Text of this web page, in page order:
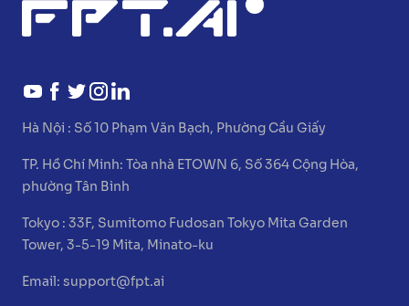
Hà Nội : Số 10 Phạm Văn Bạch, Phường Cầu Giấy
TP. Hồ Chí Minh:Tòa nhà ETOWN 6, Số 364 Cộng Hòa,
phường Tân Bình
Tokyo :33F, Sumitomo Fudosan Tokyo Mita Garden
Tower, 3-5-19 Mita, Minato-ku
Email:support@fpt.ai